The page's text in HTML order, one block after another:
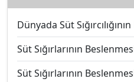
Dünyada Süt
Süt Sığırlarının
Süt Sığırlarının